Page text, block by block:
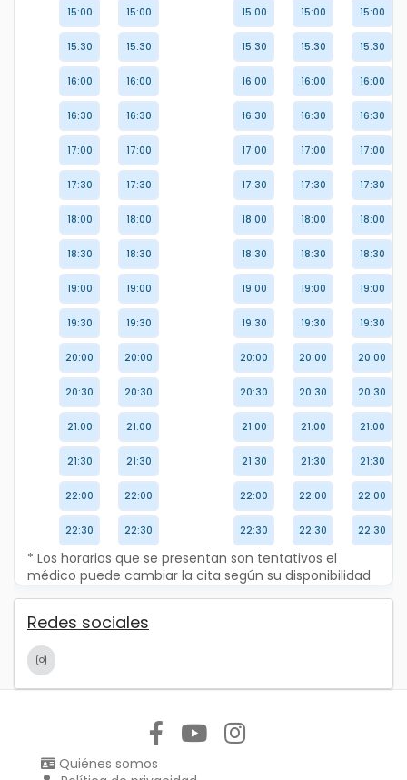
15:00
15:30
16:00
16:30
17:00
17:30
18:00
18:30
19:00
19:30
20:00
20:30
21:00
21:30
22:00
22:30
15:00
15:30
16:00
16:30
17:00
17:30
18:00
18:30
19:00
19:30
20:00
20:30
21:00
21:30
22:00
22:30
15:00
15:30
16:00
16:30
17:00
17:30
18:00
18:30
19:00
19:30
20:00
20:30
21:00
21:30
22:00
22:30
15:00
15:30
16:00
16:30
17:00
17:30
18:00
18:30
19:00
19:30
20:00
20:30
21:00
21:30
22:00
22:30
15:00
15:30
16:00
16:30
17:00
17:30
18:00
18:30
19:00
19:30
20:00
20:30
21:00
21:30
22:00
22:30
* Los horarios que se presentan son tentativos el
médico puede cambiar la cita según su disponibilidad
Redes sociales
Quiénes somos